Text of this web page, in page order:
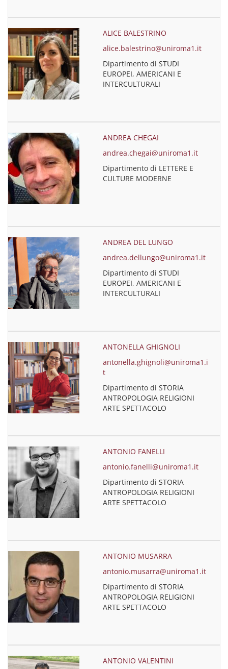
ALICE BALESTRINO
alice.balestrino@uniroma1.it
Dipartimento di STUDI
EUROPEI, AMERICANI E
INTERCULTURALI
ANDREA CHEGAI
andrea.chegai@uniroma1.it
Dipartimento di LETTERE E
CULTURE MODERNE
ANDREA DEL LUNGO
andrea.dellungo@uniroma1.it
Dipartimento di STUDI
EUROPEI, AMERICANI E
INTERCULTURALI
ANTONELLA GHIGNOLI
antonella.ghignoli@uniroma1.i
t
Dipartimento di STORIA
ANTROPOLOGIA RELIGIONI
ARTE SPETTACOLO
ANTONIO FANELLI
antonio.fanelli@uniroma1.it
Dipartimento di STORIA
ANTROPOLOGIA RELIGIONI
ARTE SPETTACOLO
ANTONIO MUSARRA
antonio.musarra@uniroma1.it
Dipartimento di STORIA
ANTROPOLOGIA RELIGIONI
ARTE SPETTACOLO
ANTONIO VALENTINI